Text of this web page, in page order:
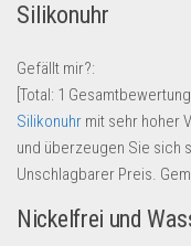
Multimedia & Elektro
Münzen
Spielzeug & Games
Sport & Freizeit
Uhren & Schmuck
Silikonuhr
Gefällt mir?:
[Total: 1
Silikonuhr mit sehr hoher
und überzeugen Sie sich
Unschlagbarer Preis.
Nickelfrei und